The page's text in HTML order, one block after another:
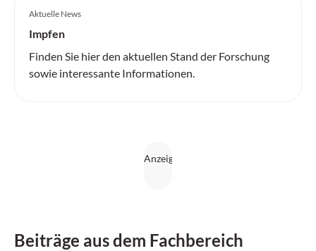
Aktuelle News
Impfen
Finden Sie hier den aktuellen Stand der Forschung
sowie interessante Informationen.
Beiträge aus dem Fachbereich